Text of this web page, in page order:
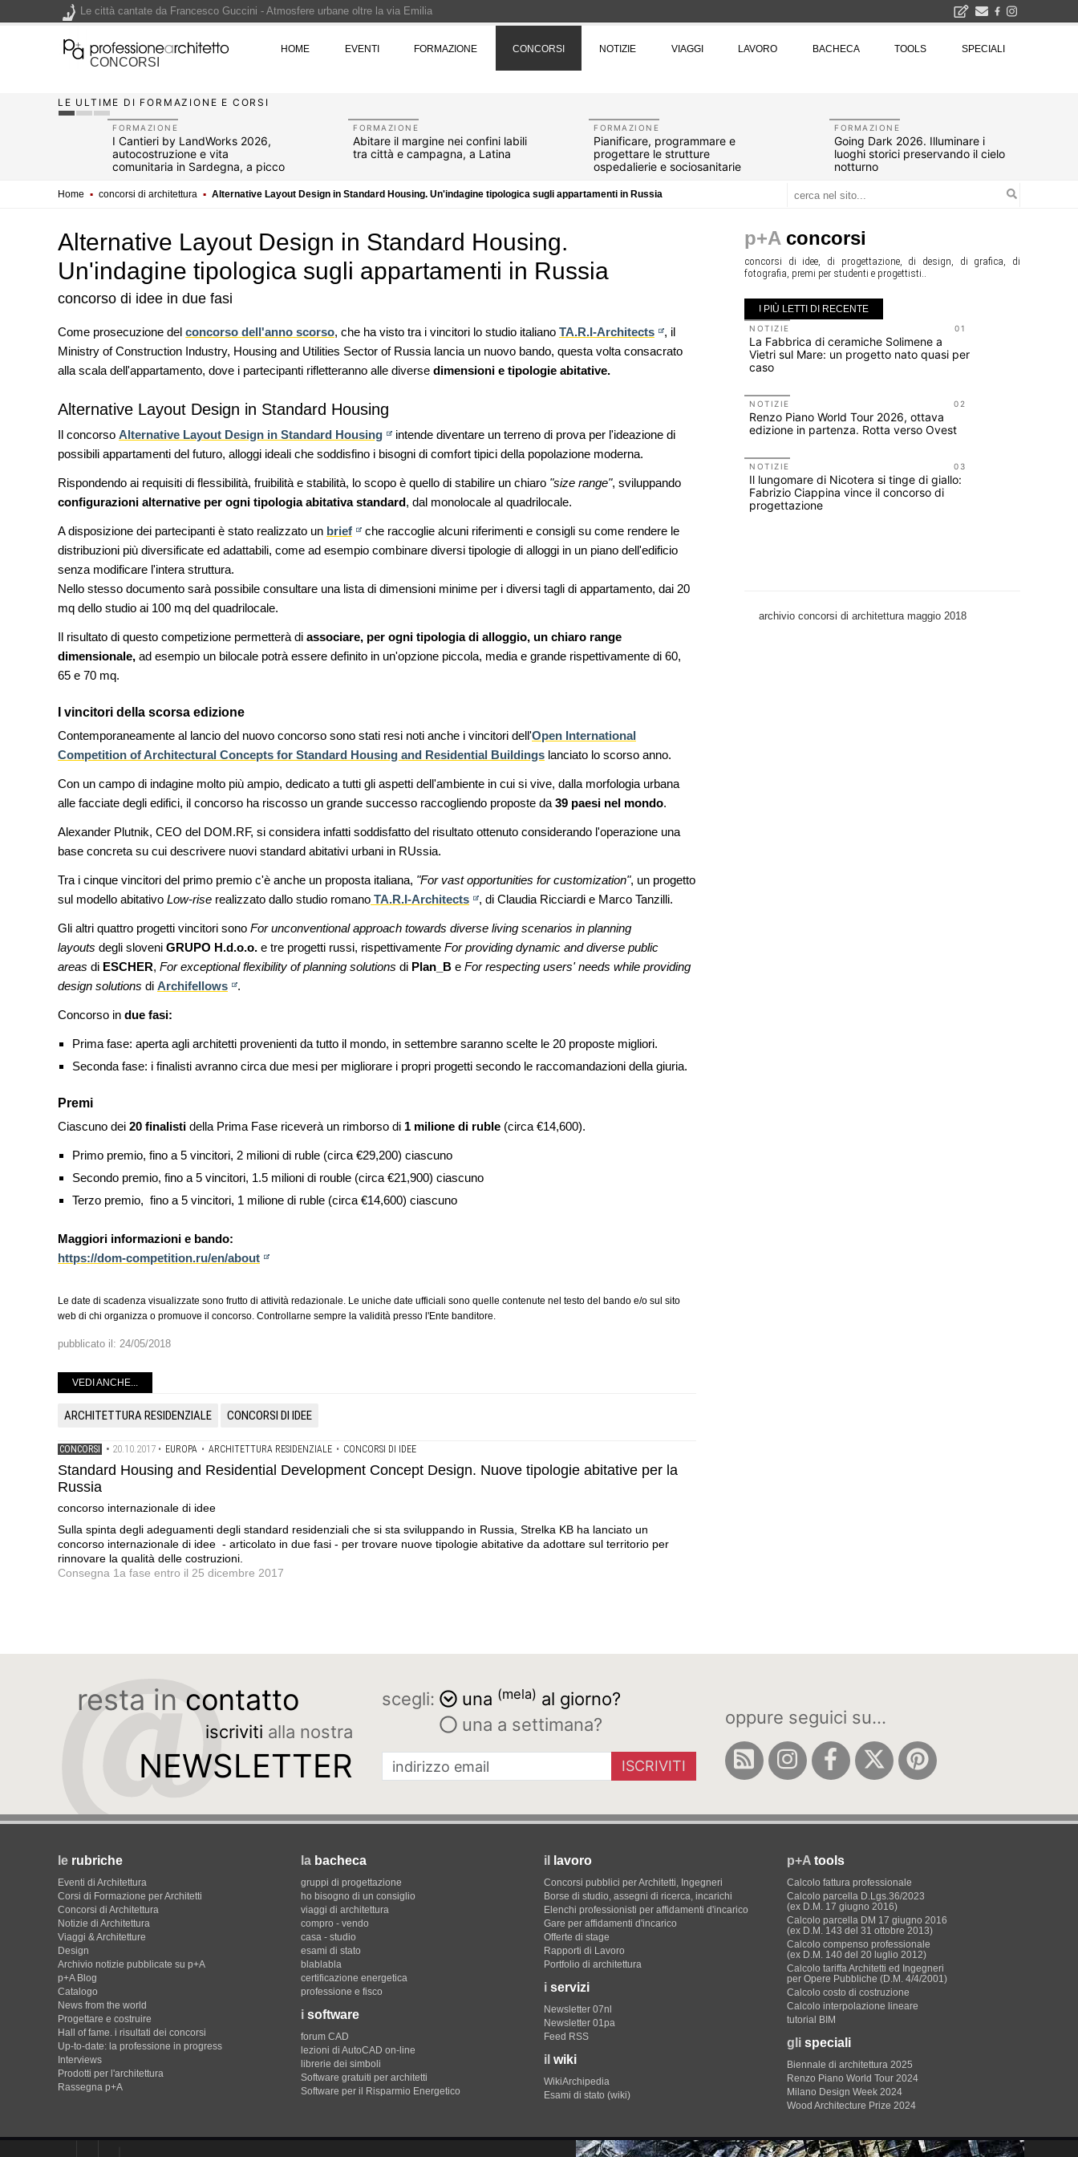
CONCORSI
HOME EVENTI FORMAZIONE CONCORSI NOTIZIE VIAGGI LAVORO BACHECA TOOLS SPECIALI
LE ULTIME DI FORMAZIONE E CORSI
FORMAZIONE
I Cantieri by LandWorks 2026,
autocostruzione e vita
comunitaria in Sardegna, a picco
FORMAZIONE
Abitare il margine nei confini labili
tra città e campagna, a Latina
FORMAZIONE
Pianificare, programmare e
progettare le strutture
ospedalierie e sociosanitarie
FORMAZIONE
Going Dark 2026. Illuminare i
luoghi storici preservando il cielo
notturno
Home ▪ concorsi di architettura ▪ Alternative Layout Design in Standard Housing. Un'indagine tipologica sugli appartamenti in Russia
Alternative Layout Design in Standard Housing.
Un'indagine tipologica sugli appartamenti in Russia
concorso di idee in due fasi
Come prosecuzione del concorso dell'anno scorso, che ha visto tra i vincitori lo studio italiano TA.R.I-Architects
, il
Ministry of Construction Industry, Housing and Utilities Sector of Russia lancia un nuovo bando, questa volta consacrato
alla scala dell'appartamento, dove i partecipanti rifletteranno alle diverse dimensioni e tipologie abitative.
Alternative Layout Design in Standard Housing
Il concorso Alternative Layout Design in Standard Housing
intende diventare un terreno di prova per l'ideazione di
possibili appartamenti del futuro, alloggi ideali che soddisfino i bisogni di comfort tipici della popolazione moderna.
Rispondendo ai requisiti di flessibilità, fruibilità e stabilità, lo scopo è quello di stabilire un chiaro "size range", sviluppando
configurazioni alternative per ogni tipologia abitativa standard, dal monolocale al quadrilocale.
A disposizione dei partecipanti è stato realizzato un brief
che raccoglie alcuni riferimenti e consigli su come rendere le
distribuzioni più diversificate ed adattabili, come ad esempio combinare diversi tipologie di alloggi in un piano dell'edificio
senza modificare l'intera struttura.
Nello stesso documento sarà possibile consultare una lista di dimensioni minime per i diversi tagli di appartamento, dai 20
mq dello studio ai 100 mq del quadrilocale.
Il risultato di questo competizione permetterà di associare, per ogni tipologia di alloggio, un chiaro range
dimensionale, ad esempio un bilocale potrà essere definito in un'opzione piccola, media e grande rispettivamente di 60,
65 e 70 mq.
I vincitori della scorsa edizione
Contemporaneamente al lancio del nuovo concorso sono stati resi noti anche i vincitori dell'Open International
Competition of Architectural Concepts for Standard Housing and Residential Buildings lanciato lo scorso anno.
Con un campo di indagine molto più ampio, dedicato a tutti gli aspetti dell'ambiente in cui si vive, dalla morfologia urbana
alle facciate degli edifici, il concorso ha riscosso un grande successo raccogliendo proposte da 39 paesi nel mondo.
Alexander Plutnik, CEO del DOM.RF, si considera infatti soddisfatto del risultato ottenuto considerando l'operazione una
base concreta su cui descrivere nuovi standard abitativi urbani in RUssia.
Tra i cinque vincitori del primo premio c'è anche un proposta italiana, "For vast opportunities for customization", un progetto
sul modello abitativo Low-rise realizzato dallo studio romano TA.R.I-Architects , di Claudia Ricciardi e Marco Tanzilli.
Gli altri quattro progetti vincitori sono For unconventional approach towards diverse living scenarios in planning
layouts degli sloveni GRUPO H.d.o.o. e tre progetti russi, rispettivamente For providing dynamic and diverse public
areas di ESCHER, For exceptional flexibility of planning solutions di Plan_B e For respecting users' needs while providing
design solutions di Archifellows .
Concorso in due fasi:
Prima fase: aperta agli architetti provenienti da tutto il mondo, in settembre saranno scelte le 20 proposte migliori.
Seconda fase: i finalisti avranno circa due mesi per migliorare i propri progetti secondo le raccomandazioni della giuria.
Premi
Ciascuno dei 20 finalisti della Prima Fase riceverà un rimborso di 1 milione di ruble (circa €14,600).
Primo premio, fino a 5 vincitori, 2 milioni di ruble (circa €29,200) ciascuno
Secondo premio, fino a 5 vincitori, 1.5 milioni di rouble (circa €21,900) ciascuno
Terzo premio, fino a 5 vincitori, 1 milione di ruble (circa €14,600) ciascuno
Maggiori informazioni e bando:
https://dom-competition.ru/en/about
Le date di scadenza visualizzate sono frutto di attività redazionale. Le uniche date ufficiali sono quelle contenute nel testo del bando e/o sul sito
web di chi organizza o promuove il concorso. Controllarne sempre la validità presso l'Ente banditore.
pubblicato il: 24/05/2018
VEDI ANCHE...
ARCHITETTURA RESIDENZIALE CONCORSI DI IDEE
CONCORSI • 20.10.2017 • EUROPA • ARCHITETTURA RESIDENZIALE • CONCORSI DI IDEE
Standard Housing and Residential Development Concept Design. Nuove tipologie abitative per la
Russia
concorso internazionale di idee
Sulla spinta degli adeguamenti degli standard residenziali che si sta sviluppando in Russia, Strelka KB ha lanciato un
concorso internazionale di idee - articolato in due fasi - per trovare nuove tipologie abitative da adottare sul territorio per
rinnovare la qualità delle costruzioni.
Consegna 1a fase entro il 25 dicembre 2017
p+A concorsi
concorsi di idee, di progettazione, di design, di grafica, di
fotografia, premi per studenti e progettisti..
I PIÙ LETTI DI RECENTE
07
EVENTI
Con Carlo Scarpa lungo l'Italia: tre
appuntamenti tra Palermo, Verona e
Venezia
UP-TO-DATE
Riforma delle professioni, ok al Senato:
novità su abilitazione, competenze,
tirocini ed equo compenso
09
UP-TO-DATE
L'Agenzia del Demanio lancia gare per
accordi quadro da 219 milioni per servizi
EVENTI
Città Osmotiche: la rigenerazione urbana
attraverso suoli permeabili, gestione
dell'acqua e resilienza climatica
architetture nella World Heritage List
Osteria dell'Architetto a Marmomac con i
fondatori di EMBT, Park, CZA e
ELASTICOFarm
01
NOTIZIE
La Fabbrica di ceramiche Solimene a
Vietri sul Mare: un progetto nato quasi per
caso
02
NOTIZIE
Renzo Piano World Tour 2026, ottava
edizione in partenza. Rotta verso Ovest
03
NOTIZIE
Il lungomare di Nicotera si tinge di giallo:
Fabrizio Ciappina vince il concorso di
progettazione
archivio concorsi di architettura maggio 2018
resta in contatto
iscriviti alla nostra
NEWSLETTER
scegli: una (mela) al giorno?
una a settimana?
ISCRIVITI
oppure seguici su...
le rubriche
Eventi di Architettura
Corsi di Formazione per Architetti
Concorsi di Architettura
Notizie di Architettura
Viaggi & Architetture
Design
Archivio notizie pubblicate su p+A
p+A Blog
Catalogo
News from the world
Progettare e costruire
Hall of fame. i risultati dei concorsi
Up-to-date: la professione in progress
Interviews
Prodotti per l'architettura
Rassegna p+A
la bacheca
gruppi di progettazione
ho bisogno di un consiglio
viaggi di architettura
compro - vendo
casa - studio
esami di stato
blablabla
certificazione energetica
professione e fisco
i software
forum CAD
lezioni di AutoCAD on-line
librerie dei simboli
Software gratuiti per architetti
Software per il Risparmio Energetico
il lavoro
Concorsi pubblici per Architetti, Ingegneri
Borse di studio, assegni di ricerca, incarichi
Elenchi professionisti per affidamenti d'incarico
Gare per affidamenti d'incarico
Offerte di stage
Rapporti di Lavoro
Portfolio di architettura
i servizi
Newsletter 07nl
Newsletter 01pa
Feed RSS
il wiki
WikiArchipedia
Esami di stato (wiki)
p+A tools
Calcolo fattura professionale
Calcolo parcella D.Lgs.36/2023
(ex D.M. 17 giugno 2016)
Calcolo parcella DM 17 giugno 2016
(ex D.M. 143 del 31 ottobre 2013)
Calcolo compenso professionale
(ex D.M. 140 del 20 luglio 2012)
Calcolo tariffa Architetti ed Ingegneri
per Opere Pubbliche (D.M. 4/4/2001)
Calcolo costo di costruzione
Calcolo interpolazione lineare
tutorial BIM
gli speciali
Biennale di architettura 2025
Renzo Piano World Tour 2024
Milano Design Week 2024
Wood Architecture Prize 2024
Le città cantate da Francesco Guccini - Atmosfere urbane oltre la via Emilia
200 manifesti per i 200 anni di Carlo Collodi, creatore di Pinocchio - Call di grafica promossa dal Museo MAGMA per la realizzazione di una mostra